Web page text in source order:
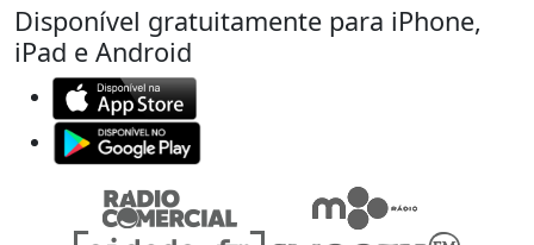
Disponível gratuitamente para iPhone,
iPad e Android